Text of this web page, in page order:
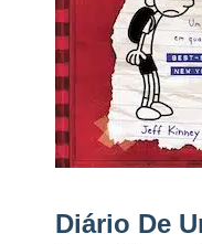
Diário De